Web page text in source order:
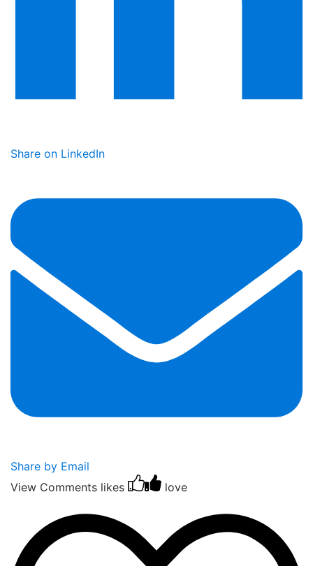
Share on LinkedIn
Share by Email
View Comments likes love